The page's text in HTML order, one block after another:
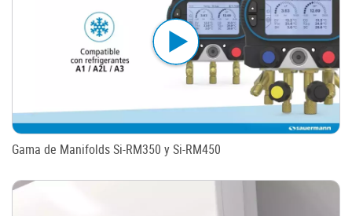
Gama de Manifolds Si-RM350 y Si-RM450